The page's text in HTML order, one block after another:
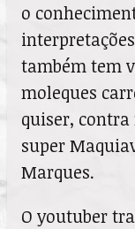
o
também tem
moleques
quiser, contra
super
Marques.
O youtuber